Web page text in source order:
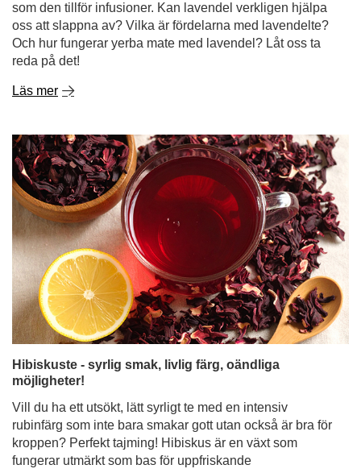
som den tillför infusioner. Kan lavendel verkligen hjälpa
oss att slappna av? Vilka är fördelarna med lavendelte?
Och hur fungerar yerba mate med lavendel? Låt oss ta
reda på det!
Läs mer
Hibiskuste - syrlig smak, livlig färg, oändliga
möjligheter!
Vill du ha ett utsökt, lätt syrligt te med en intensiv
rubinfärg som inte bara smakar gott utan också är bra för
kroppen? Perfekt tajming! Hibiskus är en växt som
fungerar utmärkt som bas för uppfriskande